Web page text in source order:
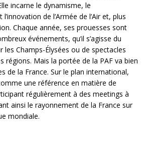
incarne le dynamisme, le
de l’Armée de l’Air et, plus
Chaque année, ses prouesses sont
événements, qu’il s’agisse du
les Champs-Élysées ou de spectacles
régions. Mais la portée de la PAF va bien
de la France. Sur le plan international,
une référence en matière de
régulièrement à des meetings à
ainsi le rayonnement de la France sur
mondiale.